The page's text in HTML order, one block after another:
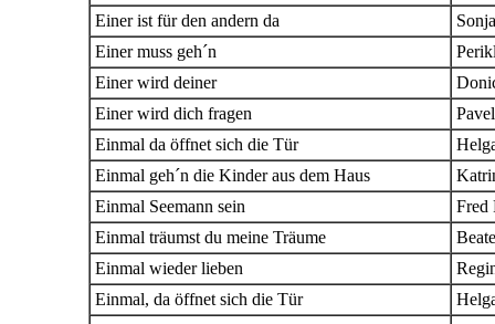
Einer ist für den andern da
Einer muss geh´n
Einer wird deiner
Einer wird dich fragen
Einmal da öffnet sich die Tür
Einmal geh´n die Kinder aus dem Haus
Einmal Seemann sein
Fred
Einmal träumst du meine Träume
Einmal wieder lieben
Einmal, da öffnet sich die Tür